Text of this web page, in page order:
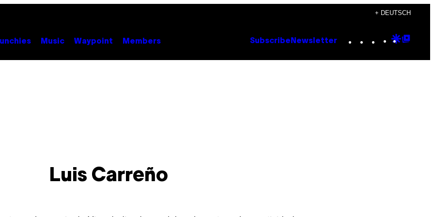
+ DEUTSCH
Music Waypoint Members Subscribe Newsletter Instagram
TikTok
YouTube
Google
Luis Carreño